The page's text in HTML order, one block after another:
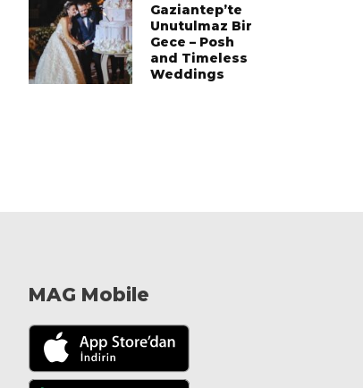
Gaziantep’te
Unutulmaz Bir
Gece – Posh
and Timeless
Weddings
MAG Mobile